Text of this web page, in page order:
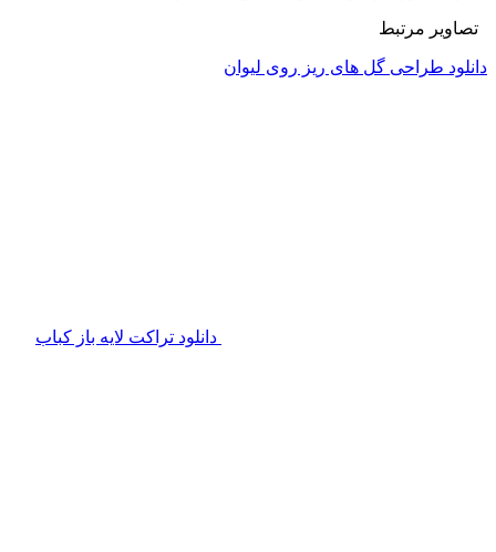
تصاویر مرتبط
دانلود طراحی گل های ریز روی لیوان
دانلود تراکت لایه باز کباب